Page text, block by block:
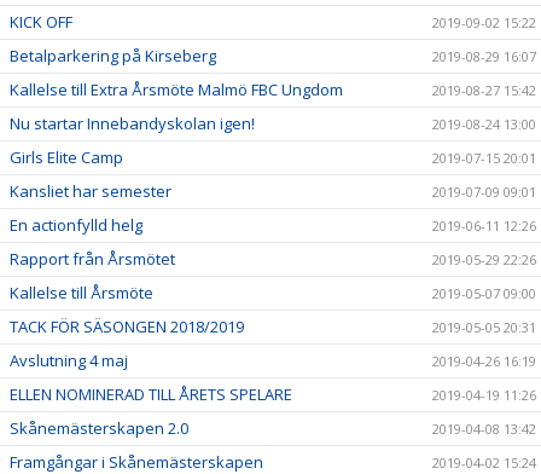
KICK OFF 2019-09-02 15:22
Betalparkering på Kirseberg 2019-08-29 16:07
Kallelse till Extra Årsmöte Malmö FBC Ungdom 2019-08-27 15:42
Nu startar Innebandyskolan igen! 2019-08-24 13:00
Girls Elite Camp 2019-07-15 20:01
Kansliet har semester 2019-07-09 09:01
En actionfylld helg 2019-06-11 12:26
Rapport från Årsmötet 2019-05-29 22:26
Kallelse till Årsmöte 2019-05-07 09:00
TACK FÖR SÄSONGEN 2018/2019 2019-05-05 20:31
Avslutning 4 maj 2019-04-26 16:19
ELLEN NOMINERAD TILL ÅRETS SPELARE 2019-04-19 11:26
Skånemästerskapen 2.0 2019-04-08 13:42
Framgångar i Skånemästerskapen 2019-04-02 15:24